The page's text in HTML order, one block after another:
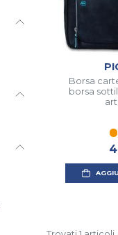
Borsa
borsa